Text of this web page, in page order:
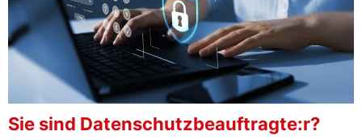
Sie sind Datenschutzbeauftragte:r?